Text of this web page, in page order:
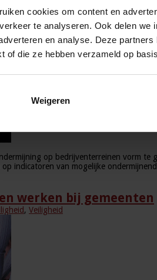
cookies om content en
te analyseren. Ook delen
en analyse. Deze
of die ze hebben verzameld op
Weigeren
aanpak
aanpak van
,Veiligheid
op bedrijventerreinen vorm
indicatoren van mogelijke
werken bij gemeenten
, Veiligheid